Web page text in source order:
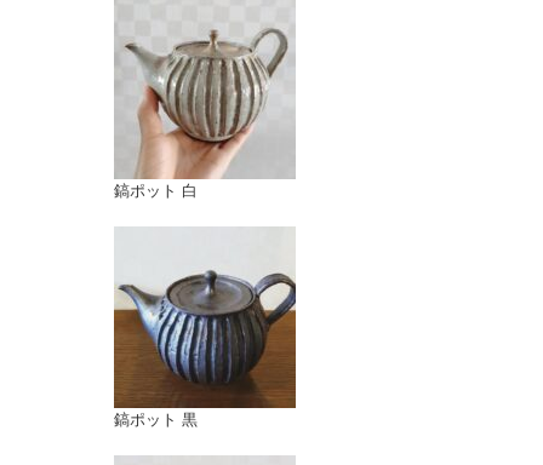
鎬ポット 白
鎬ポット 黒